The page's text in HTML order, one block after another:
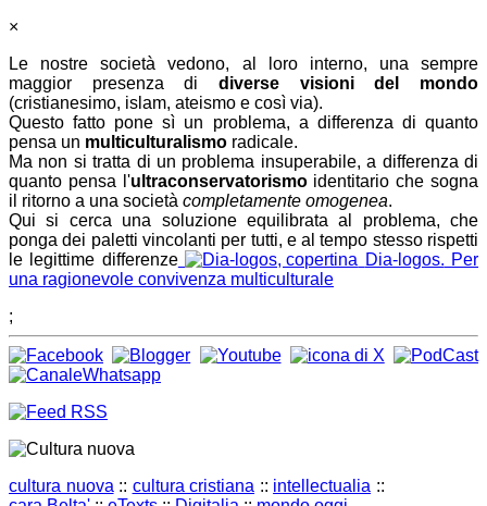
×
Le nostre società vedono, al loro interno, una sempre
maggior presenza di diverse visioni del mondo
(cristianesimo, islam, ateismo e così via).
Questo fatto pone sì un problema, a differenza di quanto
pensa un multiculturalismo radicale.
Ma non si tratta di un problema insuperabile, a differenza di
quanto pensa l'ultraconservatorismoidentitario che sogna
il ritorno a una società completamente omogenea.
Qui si cerca una soluzione equilibrata al problema, che
ponga dei paletti vincolanti per tutti, e al tempo stesso rispetti
le legittime differenze
Dia-logos. Per
una ragionevole convivenza multiculturale
;
cultura nuova :: cultura cristiana :: intellectualia ::